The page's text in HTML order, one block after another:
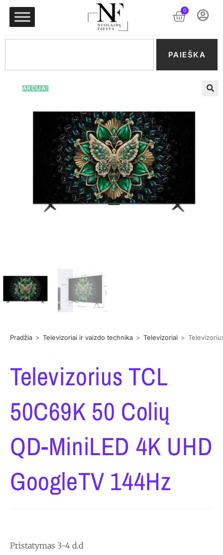
0
PAIEŠKA
AKCIJA!
Pradžia > Televizoriai ir vaizdo technika > Televizoriai >
Televizorius TCL
50C69K 50 Colių
QD-MiniLED 4K UHD
GoogleTV 144Hz
Pristatymas 3-4 d.d